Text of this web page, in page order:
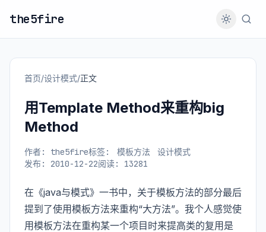
the5fire
首页/设计模式/正文
用Template Method来重构big
Method
作者: the5fire标签: 模板方法
设计模式
发布: 2010-12-22阅读: 13281
在《java与模式》一书中，关于模板方法的部分最后
提到了使用模板方法来重构“大方法”。我个人感觉使
用模板方法在重构某一个项目时来提高类的复用是